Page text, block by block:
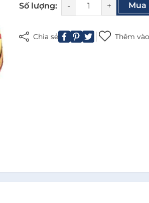
Số lượng: - + Mua
Chia sẻ Thêm